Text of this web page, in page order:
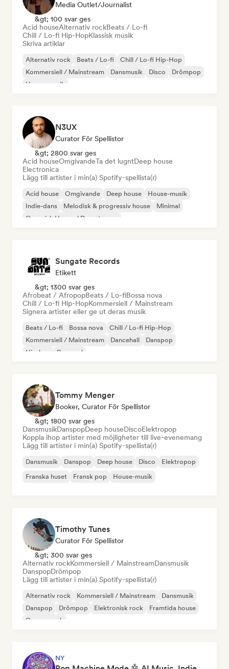
Media Outlet/Journalist
&gt; 100 svar ges
Acid houseAlternativ rockBeats / Lo-fi
Chill / Lo-fi Hip-HopKlassisk musik
Skriva artiklar
Alternativ rock Beats / Lo-fi
Chill / Lo-fi Hip-Hop
Kommersiell / Mainstream
Dansmusik Disco
Drömpop
House-musik
N3UX
Curator För Spellistor
&gt; 2800 svar ges
Acid houseOmgivandeTa det lugntDeep house
Electronica
Lägg till artister i min(a) Spotify-spellista(r)
Acid house Omgivande Deep house
House-musik
Indie-dans
Melodisk & progressiv house
Minimal
Organisk House / Downtempo
Sungate Records
Etikett
&gt; 1300 svar ges
Afrobeat / AfropopBeats / Lo-fiBossa nova
Chill / Lo-fi Hip-HopKommersiell / Mainstream
Signera artister eller ge ut deras musik
Beats / Lo-fi Bossa nova
Chill / Lo-fi Hip-Hop
Kommersiell / Mainstream
Dancehall
Danspop
Hip-hop
Pop soul
Tommy Menger
Booker, Curator För Spellistor
&gt; 1800 svar ges
DansmusikDanspopDeep houseDiscoElektropop
Koppla ihop artister med möjligheter till live-evenemang
Lägg till artister i min(a) Spotify-spellista(r)
Dansmusik Danspop Deep house Disco
Elektropop
Franska huset
Fransk pop House-musik
Timothy Tunes
Curator För Spellistor
&gt; 300 svar ges
Alternativ rockKommersiell / MainstreamDansmusik
DanspopDrömpop
Lägg till artister i min(a) Spotify-spellista(r)
Alternativ rock Kommersiell / Mainstream
Dansmusik
Danspop
Drömpop Elektronisk rock
Framtida house
Garage rock
NY